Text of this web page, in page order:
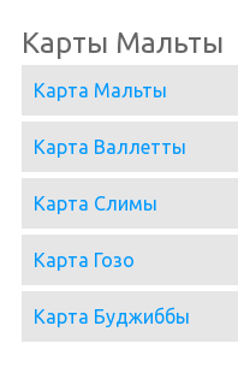
Карты Мальты
Карта Мальты
Карта Валлетты
Карта Слимы
Карта Гозо
Карта Буджиббы